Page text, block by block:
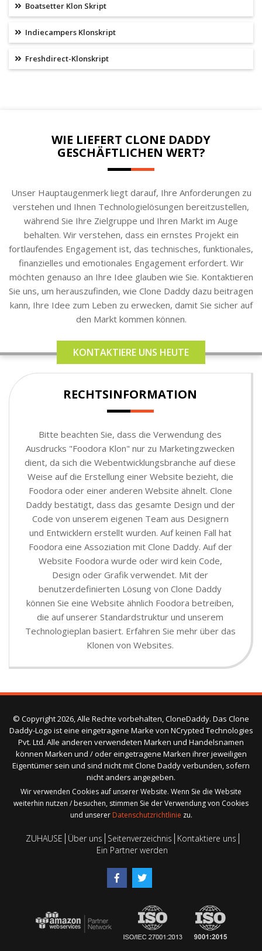
Boatsetter Klon Skript
Indiecampers Klonskript
Freshdirect-Klonskript
WIE LIEFERT CLONE DADDY
GESCHÄFTLICHEN WERT?
Unser Hauptaugenmerk liegt darauf, Ihre Anforderungen zu
verstehen und Ihnen Technologielösungen bereitzustellen,
während Sie Ihre Zielgruppe und Ihren Markt im Auge
behalten. Wir verstehen, dass ein ernstes Projekt ein
fortlaufendes Engagement ist, das technisches, funktionales,
finanzielles und emotionales Engagement erfordert. Wir
möchten genauso an Ihre Idee glauben wie Sie. Kontaktieren
Sie uns, um herauszufinden, wie Clone Daddy dazu beitragen
kann, Ihre Idee zum Leben zu erwecken, damit Sie sicher auf
den Markt kommen können.
KONTAKTIERE UNS HEUTE
RECHTSINFORMATION
Bitte beachten Sie, dass die Verwendung des
Ausdrucks "Foodora Klon" nur zu Marketingzwecken
dient, da sich die Webentwicklungsbranche auf diese
Weise auf die Erstellung einer Website bezieht, die
Foodora oder einer anderen Website ähnelt. Clone
Daddy bestätigt, dass das gesamte Design und der
Code von unserem eigenen Team aus Designern
und Entwicklern erstellt wurden. Auf keinen Fall hat
Foodora eine Assoziation mit Clone Daddy. Auf der
Website Foodora wurde oder wird kein Code,
Design oder Grafik verwendet. Mit der
benutzerdefinierten Lösung von Clone Daddy
können Sie eine Website ähnlich Foodora betreiben,
die auf unserer Standardstruktur und unserem
Technologieplan basiert. Erfahren Sie mehr über das
Klonen von Websites.
© Copyright 2026, Alle Rechte vorbehalten, CloneDaddy. Das Clone
Daddy-Logo ist eine eingetragene Marke von NCrypted Technologies
Pvt. Ltd. Alle anderen verwendeten Marken und Handelsnamen
können Marken und / oder eingetragene Marken ihrer jeweiligen
Eigentümer sein und sind nicht mit Clone Daddy verbunden, sofern
nicht anders angegeben.
Wir verwenden Cookies auf unserer Website. Wenn Sie die Website
weiterhin nutzen / besuchen, stimmen Sie der Verwendung von Cookies
und unserer Datenschutzrichtlinie zu.
ZUHAUSE Über uns Seitenverzeichnis Kontaktiere uns
Ein Partner werden